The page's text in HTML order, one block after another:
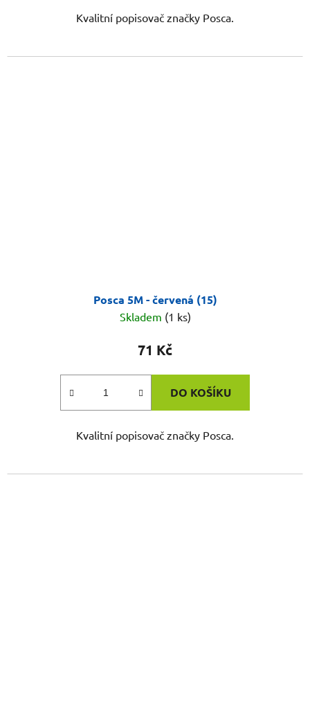
Kvalitní popisovač značky Posca.
Posca 5M - červená (15)
Skladem (1 ks)
71 Kč
DO KOŠÍKU
Kvalitní popisovač značky Posca.